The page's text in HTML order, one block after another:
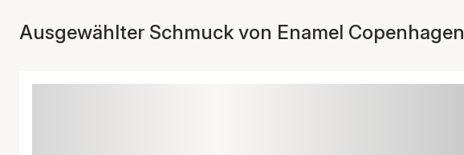
Ausgewählter Schmuck von Enamel Copenhagen